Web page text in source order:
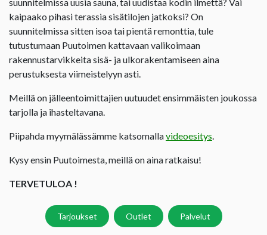
kaipaako pihasi terassia sisätilojen jatkoksi? On
suunnitelmissa sitten isoa tai pientä remonttia, tule
tutustumaan Puutoimen kattavaan valikoimaan
rakennustarvikkeita sisä- ja ulkorakentamiseen aina
perustuksesta viimeistelyyn asti.
Meillä on jälleentoimittajien uutuudet ensimmäisten joukossa
tarjolla ja ihasteltavana.
Piipahda myymälässämme katsomallavideoesitys.
Kysy ensin Puutoimesta, meillä on aina ratkaisu!
TERVETULOA !
Tarjoukset Outlet Palvelut